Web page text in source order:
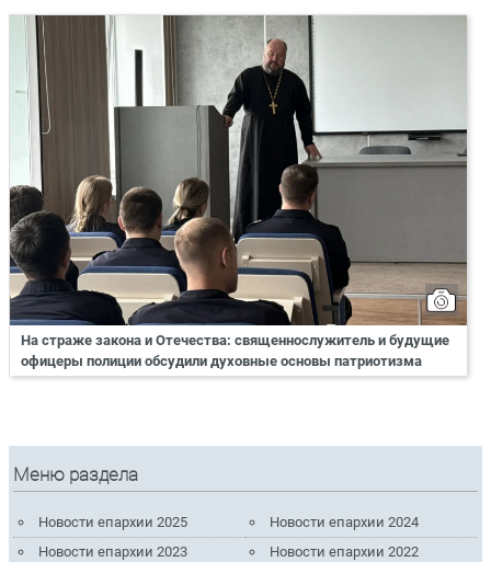
На страже закона и Отечества: священнослужитель и будущие
офицеры полиции обсудили духовные основы патриотизма
Меню раздела
Новости епархии 2025
Новости епархии 2024
Новости епархии 2023
Новости епархии 2022